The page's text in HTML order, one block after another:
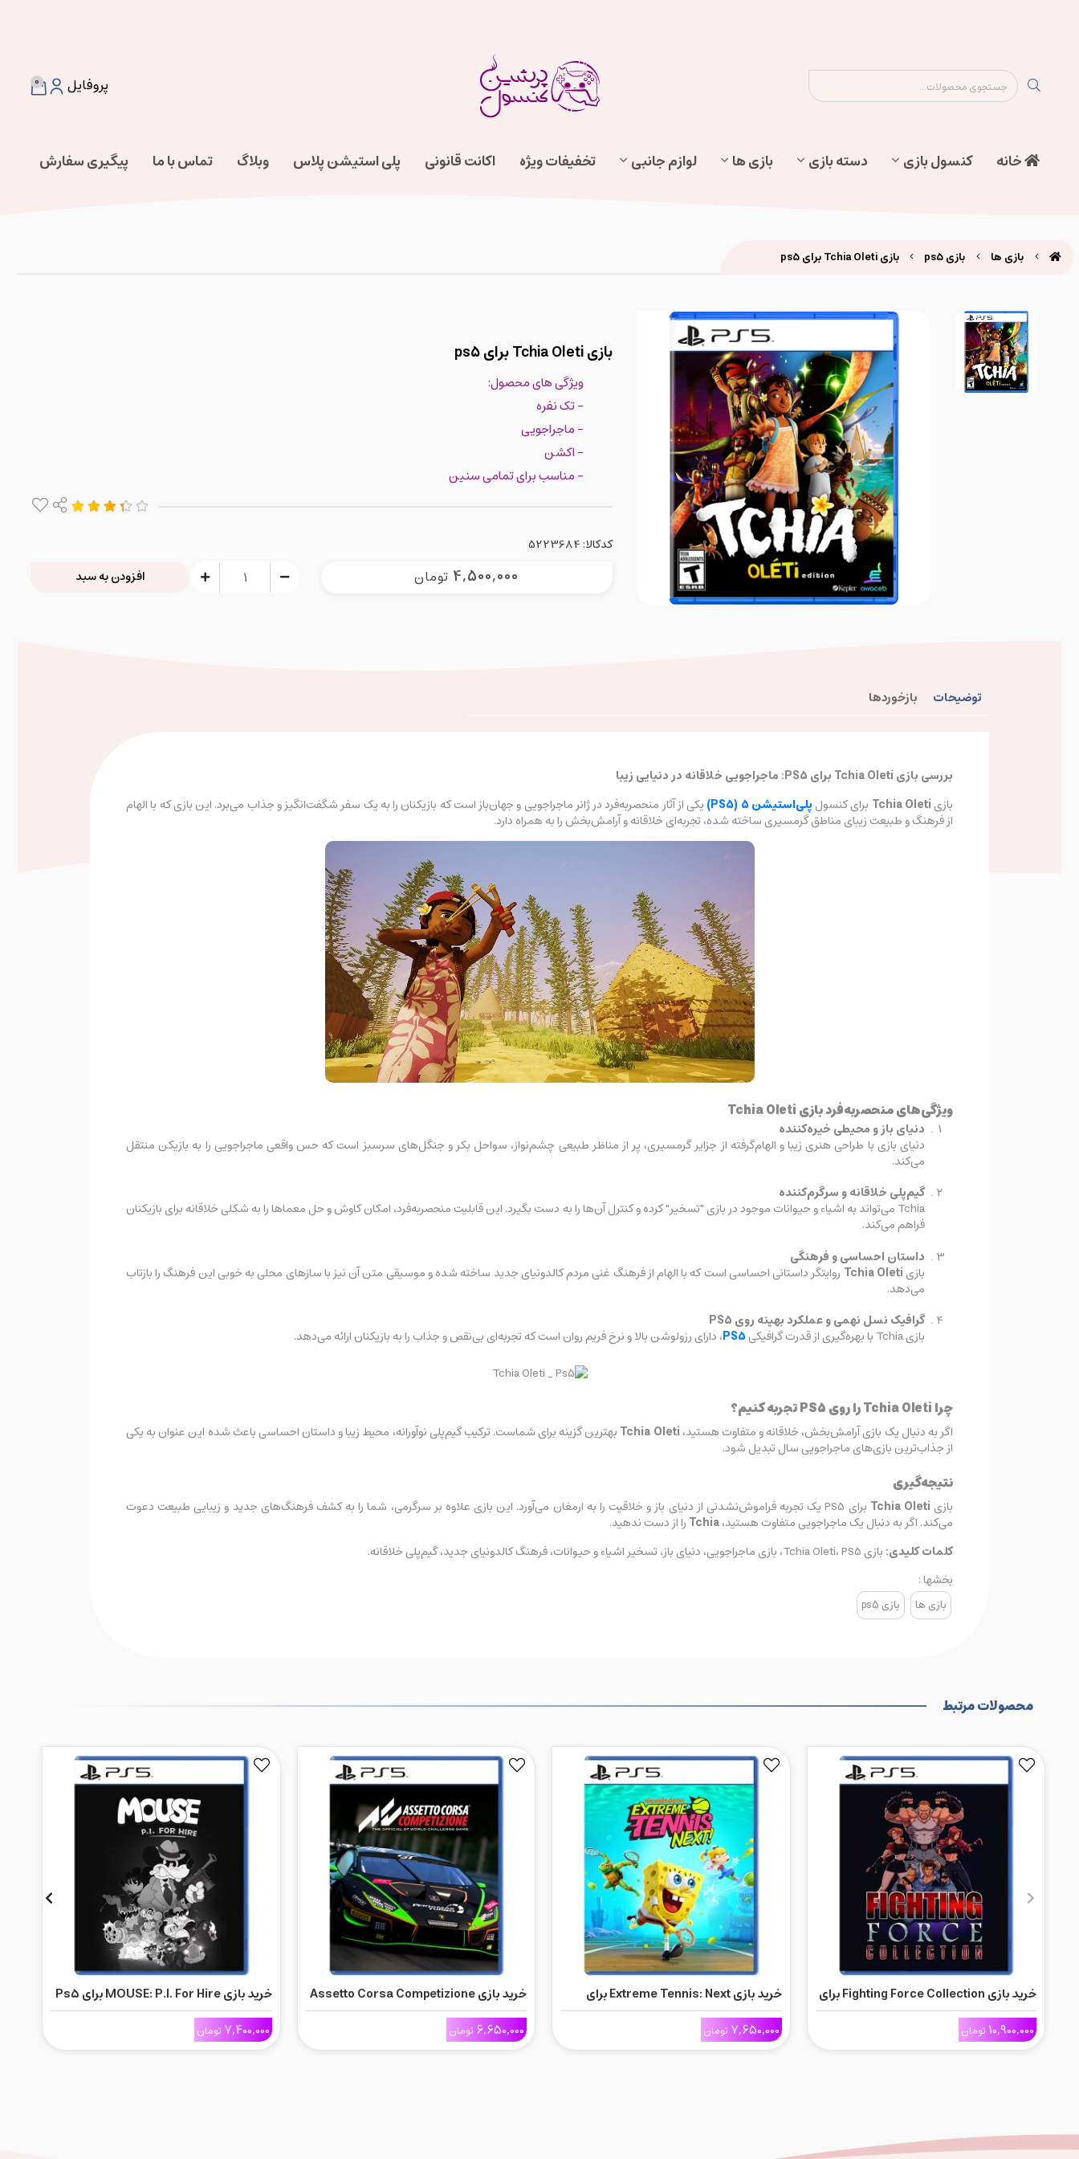
0 پروفایل
خانه کنسول بازی دسته بازی بازی ها لوازم جانبی تخفیفات ویژه اکانت قانونی پلی استیشن پلاس وبلاگ تماس با ما پیگیری سفارش
بازی ها بازی ps5 بازی Tchia Oleti برای ps5
بازی Tchia Oleti برای ps5
ویژگی های محصول:
- تک نفره
- ماجراجویی
- اکشن
- مناسب برای تمامی سنین
کدکالا:
4,500,000 تومان افزودن به سبد
توضیحات بازخوردها
بررسی بازی Tchia Oleti برای PS5: ماجراجویی خلاقانه در دنیایی زیبا
بازیTchia Oleti برای کنسول پلی‌استیشن 5 (PS5)
یکی از آثار منحصربه‌فرد در ژانر ماجراجویی و جهان‌باز است که بازیکنان را به یک سفر شگفت‌انگیز و جذاب می‌برد. این بازی که با الهام
از فرهنگ و طبیعت زیبای مناطق گرمسیری ساخته شده، تجربه‌ای خلاقانه و آرامش‌بخش را به همراه دارد.
ویژگی‌های منحصربه‌فرد بازی Tchia Oleti
دنیای باز و محیطی خیره‌کننده
دنیای بازی با طراحی هنری زیبا و الهام‌گرفته از جزایر گرمسیری، پر از مناظر طبیعی چشم‌نواز، سواحل بکر و جنگل‌های سرسبز است که حس واقعی ماجراجویی را به بازیکن منتقل
می‌کند.
گیم‌پلی خلاقانه و سرگرم‌کننده
Tchia می‌تواند به اشیاء و حیوانات موجود در بازی "تسخیر" کرده و کنترل آن‌ها را به دست بگیرد. این قابلیت منحصربه‌فرد، امکان کاوش و حل معماها را به شکلی خلاقانه برای بازیکنان
فراهم می‌کند.
داستان احساسی و فرهنگی
بازیTchia Oleti روایتگر داستانی احساسی است که با الهام از فرهنگ غنی مردم کالدونیای جدید ساخته شده و موسیقی متن آن نیز با سازهای محلی به خوبی این فرهنگ را بازتاب
می‌دهد.
گرافیک نسل نهمی و عملکرد بهینه روی PS5
بازی Tchia با بهره‌گیری از قدرت گرافیکی
، دارای رزولوشن بالا و نرخ فریم روان است که تجربه‌ای بی‌نقص و جذاب را به بازیکنان ارائه می‌دهد.
چرا Tchia Oleti را روی PS5 تجربه کنیم؟
اگر به دنبال یک بازی آرامش‌بخش، خلاقانه و متفاوت هستید، Tchia Oleti بهترین گزینه برای شماست. ترکیب گیم‌پلی نوآورانه، محیط زیبا و داستان احساسی باعث شده این عنوان به یکی
از جذاب‌ترین بازی‌های ماجراجویی سال تبدیل شود.
نتیجه‌گیری
بازی Tchia Oleti
برای PS5 یک تجربه فراموش‌نشدنی از دنیای باز و خلاقیت را به ارمغان می‌آورد. این بازی علاوه بر سرگرمی، شما را به کشف فرهنگ‌های جدید و زیبایی طبیعت دعوت
می‌کند. اگر به دنبال یک ماجراجویی متفاوت هستید،Tchia را از دست ندهید.
کلمات کلیدی: بازی Tchia Oleti، PS5، بازی ماجراجویی، دنیای باز، تسخیر اشیاء و حیوانات، فرهنگ کالدونیای جدید، گیم‌پلی خلاقانه.
بخشها :
بازی ها بازی ps5
محصولات مرتبط
خرید بازی Fighting Force Collection برای
Ps5
10,900,000تومان
خرید بازی Extreme Tennis: Next برای
Ps5
7,650,000 تومان
خرید بازی Assetto Corsa Competizione
برای Ps5
6,650,000تومان
خرید بازی MOUSE: P.I. For Hire برای Ps5
7,400,000 تومان